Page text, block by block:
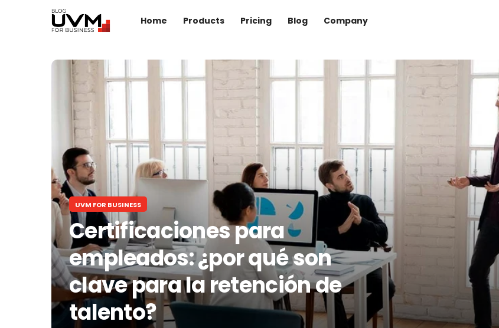
Home Products Pricing Blog Company
UVM FOR BUSINESS
Certificaciones para
empleados: ¿por qué son
clave para la retención de
talento?